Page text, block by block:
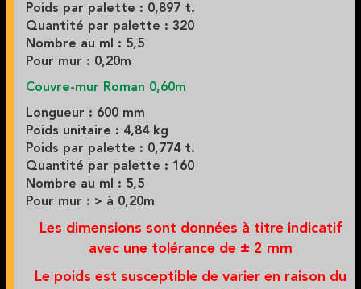
Poids par palette : 0,897 t.
Quantité par palette : 320
Nombre au ml : 5,5
Pour mur : 0,20m
Couvre-mur Roman 0,60m
Longueur : 600 mm
Poids unitaire : 4,84 kg
Poids par palette : 0,774 t.
Quantité par palette : 160
Nombre au ml : 5,5
Pour mur : > à 0,20m
Les dimensions sont données à titre indicatif
avec une tolérance de ± 2 mm
Le poids est susceptible de varier en raison du